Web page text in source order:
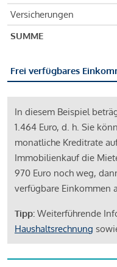
Versicherungen
SUMME
Frei verfügbares
In diesem Beispiel
1.464 Euro, d. h. Sie
monatliche Kreditrate
Immobilienkauf die
970 Euro noch weg,
verfügbare Einkommen
Tipp: Weiterführende
Haushaltsrechnung